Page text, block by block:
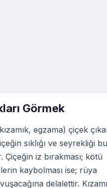
Görmek
egzama) çiçek
sıklığı ve seyrekliği bu
iz bırakması; kötü
kaybolması ise; rüya
delalettir.